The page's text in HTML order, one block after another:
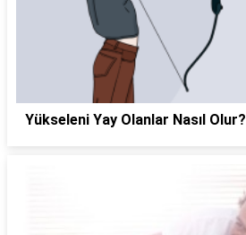
Yükseleni Yay Olanlar Nasıl Olur?